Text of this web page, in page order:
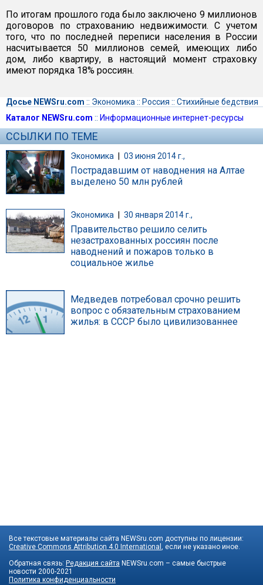
По итогам прошлого года было заключено 9 миллионов
договоров по страхованию недвижимости. С учетом
того, что по последней переписи населения в России
насчитывается 50 миллионов семей, имеющих либо
дом, либо квартиру, в настоящий момент страховку
имеют порядка 18% россиян.
Досье NEWSru.com :: Экономика :: Россия :: Стихийные бедствия
Каталог NEWSru.com :: Информационные интернет-ресурсы
ССЫЛКИ ПО ТЕМЕ
Экономика | 03 июня 2014 г.,
Пострадавшим от наводнения на Алтае
выделено 50 млн рублей
Экономика 30 января 2014 г.,
Правительство решило селить
незастрахованных россиян после
наводнений и пожаров только в
социальное жилье
Медведев потребовал срочно решить
вопрос с обязательным страхованием
жилья: в СССР было цивилизованнее
Все текстовые материалы сайта NEWSru.com доступны по лицензии:
Creative Commons Attribution 4.0 International , если не указано иное.
Обратная связь: Редакция сайта NEWSru.com – самые быстрые
новости 2000-2021
Политика конфиденциальности